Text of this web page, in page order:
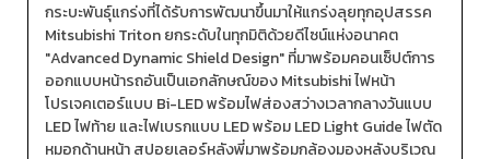
กระบะพันธุ์แกร่งที่ได้รับการพัฒนาขึ้นมาให้แกร่งลุยทุกอุปสรรค
Mitsubishi Triton ยกระดับในทุกมิติด้วยดีไซน์แห่งอนาคต
"Advanced Dynamic Shield Design" ที่มาพร้อมคอนเซ็ปต์การ
ออกแบบหน้ารถอันเป็นเอกลักษณ์ของ Mitsubishi ไฟหน้า
โปรเจคเตอร์แบบ Bi-LED พร้อมไฟส่องสว่างเวลากลางวันแบบ
LED ไฟท้าย และไฟเบรกแบบ LED พร้อม LED Light Guide ไฟตัด
หมอกด้านหน้า สปอยเลอร์หลังพี่มาพร้อมกล้องมองหลังบริเวณ